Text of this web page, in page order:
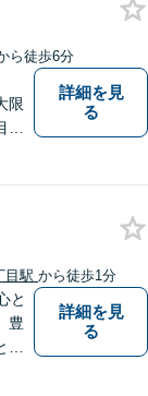
ら徒歩6分
限
詳細を見
る
目駅 から徒歩1分
と
豊
詳細を見
る